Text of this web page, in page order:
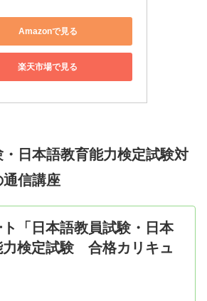
Amazonで見る
楽天市場で見る
・日本語教育能力検定試験対
信講座
ト「日本語教員試験・日本
力検定試験 合格カリキュ